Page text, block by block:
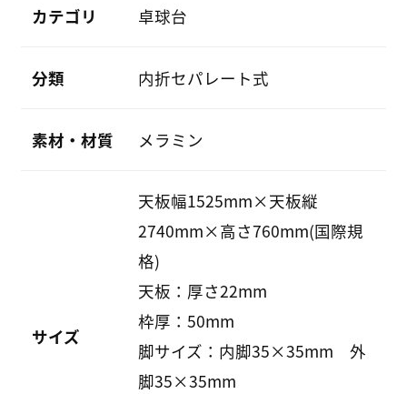
カテゴリ 卓球台
分類 内折セパレート式
素材・材質 メラミン
サイズ
天板幅1525mm×天板縦
2740mm×高さ760mm(国際規
格)
天板：厚さ22mm
枠厚：50mm
脚サイズ：内脚35×35mm 外
脚35×35mm